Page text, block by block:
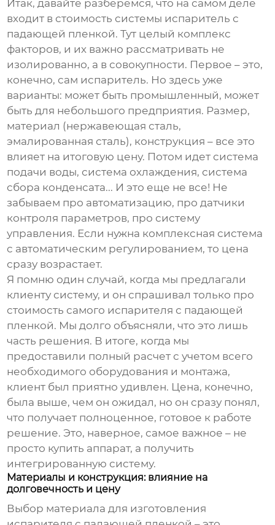
Итак, давайте разберемся, что на самом деле
входит в стоимость системы испаритель с
падающей пленкой. Тут целый комплекс
факторов, и их важно рассматривать не
изолированно, а в совокупности. Первое – это,
конечно, сам испаритель. Но здесь уже
варианты: может быть промышленный, может
быть для небольшого предприятия. Размер,
материал (нержавеющая сталь,
эмалированная сталь), конструкция – все это
влияет на итоговую цену. Потом идет система
подачи воды, система охлаждения, система
сбора конденсата... И это еще не все! Не
забываем про автоматизацию, про датчики
контроля параметров, про систему
управления. Если нужна комплексная система
с автоматическим регулированием, то цена
сразу возрастает.
Я помню один случай, когда мы предлагали
клиенту систему, и он спрашивал только про
стоимость самого испарителя с падающей
пленкой. Мы долго объясняли, что это лишь
часть решения. В итоге, когда мы
предоставили полный расчет с учетом всего
необходимого оборудования и монтажа,
клиент был приятно удивлен. Цена, конечно,
была выше, чем он ожидал, но он сразу понял,
что получает полноценное, готовое к работе
решение. Это, наверное, самое важное – не
просто купить аппарат, а получить
интегрированную систему.
Материалы и конструкция: влияние на
долговечность и цену
Выбор материала для изготовления